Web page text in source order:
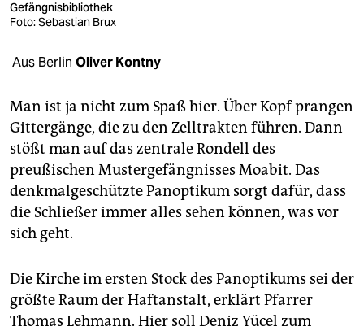
veranstaltungen
unterstützen
abo
genossenschaft
epaper login
Gefängnisbibliothek
Foto: Sebastian Brux
Aus Berlin Oliver Kontny
Man ist ja nicht zum Spaß hier. Über Kopf prangen
Gittergänge, die zu den Zelltrakten führen. Dann
stößt man auf das zentrale Rondell des
preußischen Mustergefängnisses Moabit. Das
denkmalgeschützte Panoptikum sorgt dafür, dass
die Schließer immer alles sehen können, was vor
sich geht.
Die Kirche im ersten Stock des Panoptikums sei der
größte Raum der Haftanstalt, erklärt Pfarrer
Thomas Lehmann. Hier soll Deniz Yücel zum